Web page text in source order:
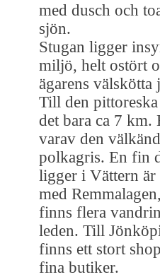
med dusch och
sjön.
Stugan ligger
miljö, helt ostört
ägarens
Till den
det bara ca 7 km.
varav den
polkagris. En fin
ligger i Vättern är
med
finns flera
leden. Till
finns ett stort
fina butiker.